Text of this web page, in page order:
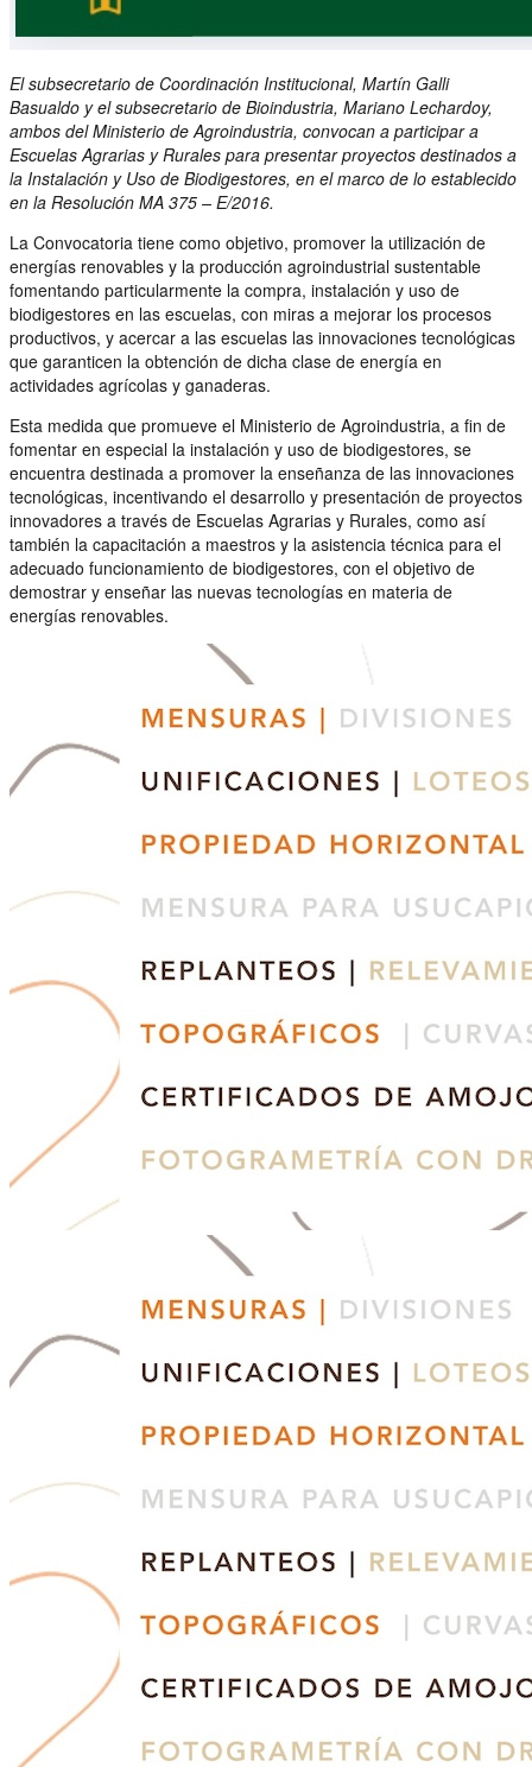
El subsecretario de Coordinación Institucional, Martín Galli
Basualdo y el subsecretario de Bioindustria, Mariano Lechardoy,
ambos del Ministerio de Agroindustria, convocan a participar a
Escuelas Agrarias y Rurales para presentar proyectos destinados a
la Instalación y Uso de Biodigestores, en el marco de lo establecido
en la Resolución MA 375 – E/2016.
La Convocatoria tiene como objetivo, promover la utilización de
energías renovables y la producción agroindustrial sustentable
fomentando particularmente la compra, instalación y uso de
biodigestores en las escuelas, con miras a mejorar los procesos
productivos, y acercar a las escuelas las innovaciones tecnológicas
que garanticen la obtención de dicha clase de energía en
actividades agrícolas y ganaderas.
Esta medida que promueve el Ministerio de Agroindustria, a fin de
fomentar en especial la instalación y uso de biodigestores, se
encuentra destinada a promover la enseñanza de las innovaciones
tecnológicas, incentivando el desarrollo y presentación de proyectos
innovadores a través de Escuelas Agrarias y Rurales, como así
también la capacitación a maestros y la asistencia técnica para el
adecuado funcionamiento de biodigestores, con el objetivo de
demostrar y enseñar las nuevas tecnologías en materia de
energías renovables.